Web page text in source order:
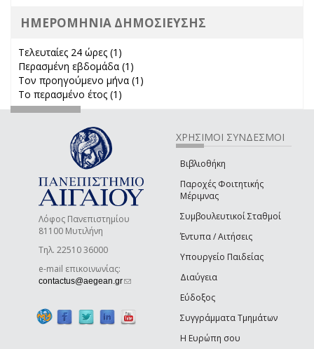
ΗΜΕΡΟΜΗΝΙΑ ΔΗΜΟΣΙΕΥΣΗΣ
Τελευταίες 24 ώρες (1)
Περασμένη εβδομάδα (1)
Τον προηγούμενο μήνα (1)
Το περασμένο έτος (1)
Λόφος Πανεπιστημίου
81100 Μυτιλήνη
Τηλ. 22510 36000
e-mail επικοινωνίας:
contactus@aegean.gr(link sends e-mail)
ΧΡΗΣΙΜΟΙ ΣΥΝΔΕΣΜΟΙ
Βιβλιοθήκη
Παροχές Φοιτητικής
Μέριμνας
Συμβουλευτικοί Σταθμοί
Έντυπα / Αιτήσεις
Υπουργείο Παιδείας
Διαύγεια
Εύδοξος
Συγγράμματα Τμημάτων
Η Ευρώπη σου